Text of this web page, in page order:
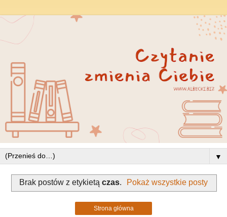
▼
Brak postów z etykietą czas. Pokaż wszystkie posty
Strona główna